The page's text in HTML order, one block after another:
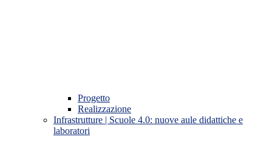
Progetto
Realizzazione
Infrastrutture | Scuole 4.0: nuove aule didattiche e
laboratori